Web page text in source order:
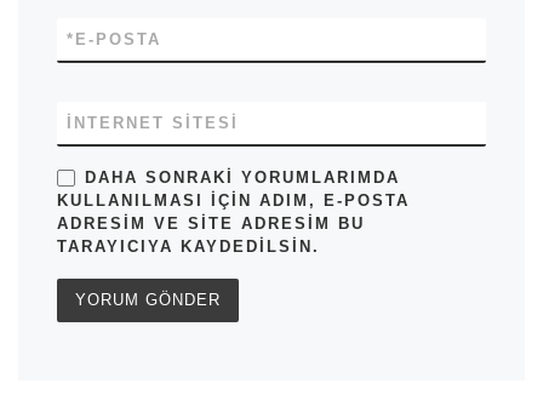
E-POSTA
*
İNTERNET SITESI
DAHA SONRAKI YORUMLARIMDA
KULLANILMASI IÇIN ADIM, E-POSTA
ADRESIM VE SITE ADRESIM BU
TARAYICIYA KAYDEDILSIN.